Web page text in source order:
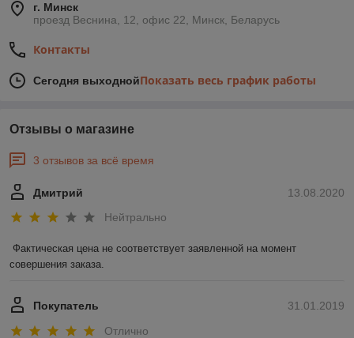
г. Минск
проезд Веснина, 12, офис 22, Минск, Беларусь
Контакты
Сегодня выходнойПоказать весь график работы
Отзывы о магазине
3 отзывов за всё время
13.08.2020
Дмитрий
Нейтрально
Фактическая цена не соответствует заявленной на момент
совершения заказа.
31.01.2019
Покупатель
Отлично